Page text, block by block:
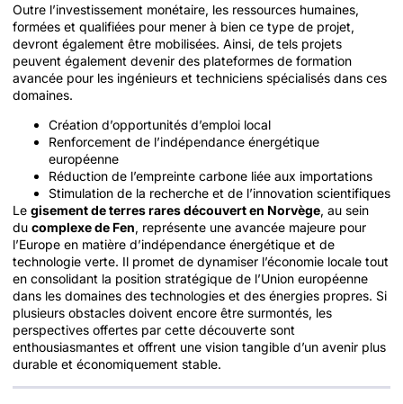
Outre l’investissement monétaire, les ressources humaines,
formées et qualifiées pour mener à bien ce type de projet,
devront également être mobilisées. Ainsi, de tels projets
peuvent également devenir des plateformes de formation
avancée pour les ingénieurs et techniciens spécialisés dans ces
domaines.
Création d’opportunités d’emploi local
Renforcement de l’indépendance énergétique
européenne
Réduction de l’empreinte carbone liée aux importations
Stimulation de la recherche et de l’innovation scientifiques
Le gisement de terres rares découvert en Norvège, au sein
du complexe de Fen, représente une avancée majeure pour
l’Europe en matière d’indépendance énergétique et de
technologie verte. Il promet de dynamiser l’économie locale tout
en consolidant la position stratégique de l’Union européenne
dans les domaines des technologies et des énergies propres. Si
plusieurs obstacles doivent encore être surmontés, les
perspectives offertes par cette découverte sont
enthousiasmantes et offrent une vision tangible d’un avenir plus
durable et économiquement stable.